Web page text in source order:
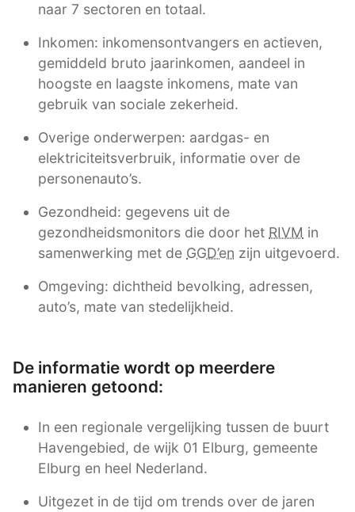
naar 7 sectoren en totaal.
Inkomen: inkomensontvangers en actieven,
gemiddeld bruto jaarinkomen, aandeel in
hoogste en laagste inkomens, mate van
gebruik van sociale zekerheid.
Overige onderwerpen: aardgas- en
elektriciteitsverbruik, informatie over de
personenauto’s.
Gezondheid: gegevens uit de
gezondheidsmonitors die door het RIVM in
samenwerking met de GGD’en zijn uitgevoerd.
Omgeving: dichtheid bevolking, adressen,
auto’s, mate van stedelijkheid.
De informatie wordt op meerdere
manieren getoond:
In een regionale vergelijking tussen de buurt
Havengebied, de wijk 01 Elburg, gemeente
Elburg en heel Nederland.
Uitgezet in de tijd om trends over de jaren